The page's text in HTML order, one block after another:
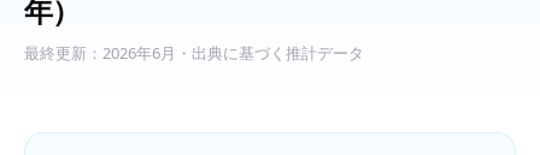
年）
最終更新： 2026年6月 ・出典に基づく推計データ